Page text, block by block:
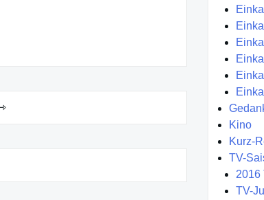
Kino
Kurz-
TV-
2016
TV-